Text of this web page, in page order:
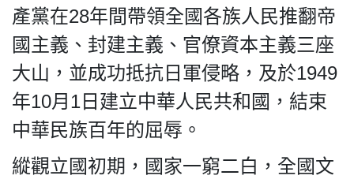
產黨在28年間帶領全國各族人民推翻帝
國主義、封建主義、官僚資本主義三座
大山，並成功抵抗日軍侵略，及於1949
年10月1日建立中華人民共和國，結束
中華民族百年的屈辱。
縱觀立國初期，國家一窮二白，全國文